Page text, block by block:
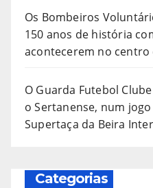
Os Bombeiros
150 anos de história
acontecerem no centro
O Guarda Futebol
o Sertanense, num
Supertaça da Beira
Categorias